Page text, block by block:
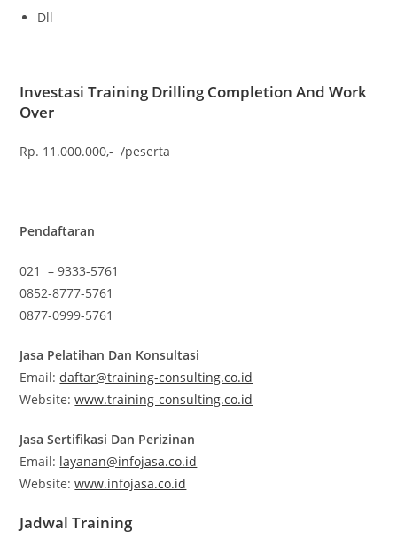
Dll
Investasi TrainingDrilling Completion And Work
Over
Rp. 11.000.000,- /peserta
Pendaftaran
021 – 9333-5761
0852-8777-5761
0877-0999-5761
Jasa Pelatihan Dan Konsultasi
Email:daftar@training-consulting.co.id
Website:www.training-consulting.co.id
Jasa Sertifikasi Dan Perizinan
Email: layanan@infojasa.co.id
Website:www.infojasa.co.id
Jadwal Training